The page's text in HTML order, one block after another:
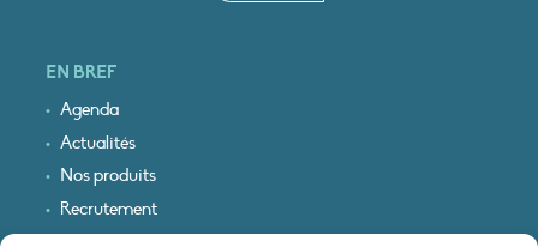
EN BREF
Agenda
Actualités
Nos produits
Recrutement